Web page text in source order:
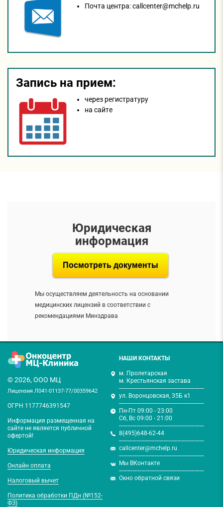
Почта центра:callcenter@mchelp.ru
Запись на прием:
через регистратуру
на сайтe
Юридическая
информация
Посмотреть документы
Мы осуществляем деятельность на основании
медицинских лицензий в соответствии с
рекомендациями Минздрава
© 2026, ООО МЦ
Лицензия Л041-01137-77/00359642
ОГРН 1177746391547
Информация размещенная на
сайте не является публичной
офертой!
Юридическая информация
Онлайн оплата
Налоговый вычет
Политика обработки ПДн (№152-
ФЗ)
НАШИ КОНТАКТЫ
м. Пролетарская
м. Крестьянская застава
───────────────────
ул. Воронцовская, 35Б к1
───────────────────
Пн-Пт 09:00 - 23:00
Сб, Вс 09:00 - 21:00
───────────────────
8(495)648-62-44
───────────────────
callcenter@mchelp.ru
───────────────────
Мы ВКонтакте
───────────────────
Окно обратной связи